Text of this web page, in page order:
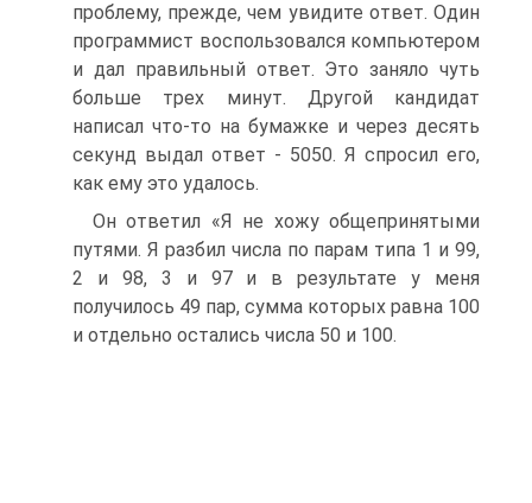
проблему, прежде, чем увидите ответ. Один
программист воспользовался компьютером
и дал правильный ответ. Это заняло чуть
больше трех минут. Другой кандидат
написал что-то на бумажке и через десять
секунд выдал ответ - 5050. Я спросил его,
как ему это удалось.
Он ответил «Я не хожу общепринятыми
путями. Я разбил числа по парам типа 1 и 99,
2 и 98, 3 и 97 и в результате у меня
получилось 49 пар, сумма которых равна 100
и отдельно остались числа 50 и 100.